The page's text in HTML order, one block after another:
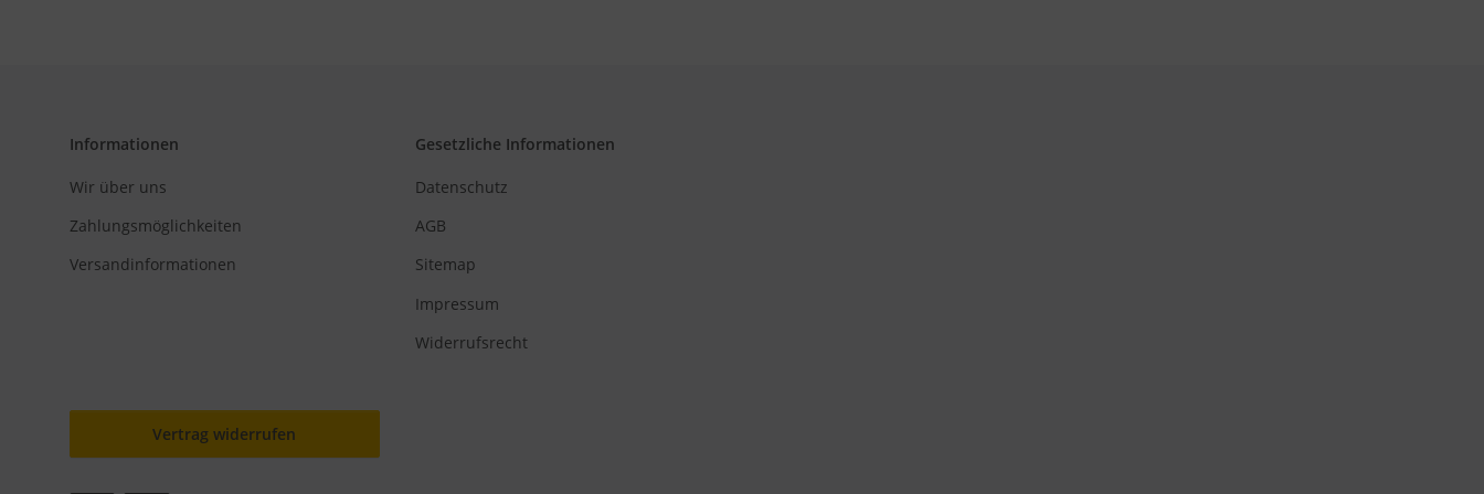
Informationen
Wir über uns
Zahlungsmöglichkeiten
Versandinformationen
Gesetzliche Informationen
Datenschutz
AGB
Sitemap
Impressum
Widerrufsrecht
Vertrag widerrufen